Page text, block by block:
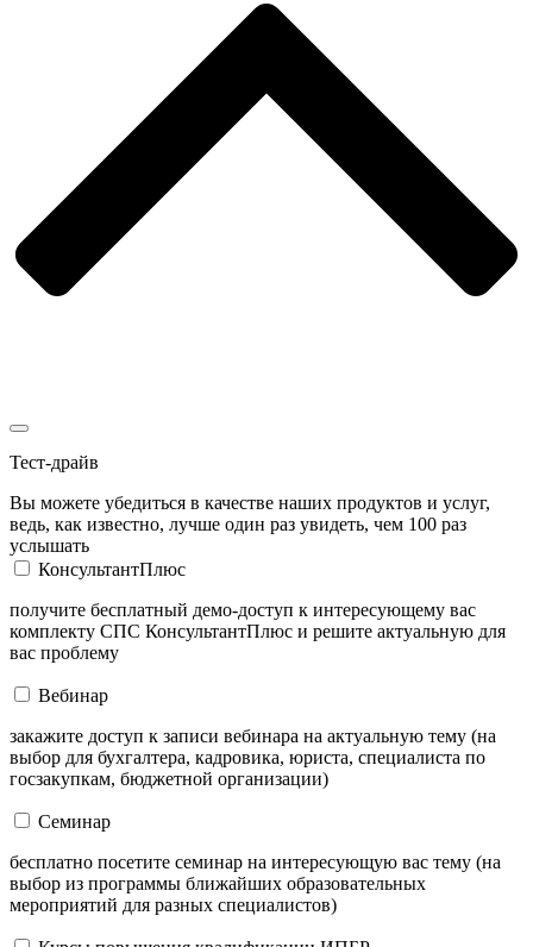
Тест-драйв
Вы можете убедиться в качестве наших продуктов и услуг,
ведь, как известно, лучше один раз увидеть, чем 100 раз
услышать
КонсультантПлюс
получите бесплатный демо-доступ к интересующему вас
комплекту СПС КонсультантПлюс и решите актуальную для
вас проблему
Вебинар
закажите доступ к записи вебинара на актуальную тему (на
выбор для бухгалтера, кадровика, юриста, специалиста по
госзакупкам, бюджетной организации)
Семинар
бесплатно посетите семинар на интересующую вас тему (на
выбор из программы ближайших образовательных
мероприятий для разных специалистов)